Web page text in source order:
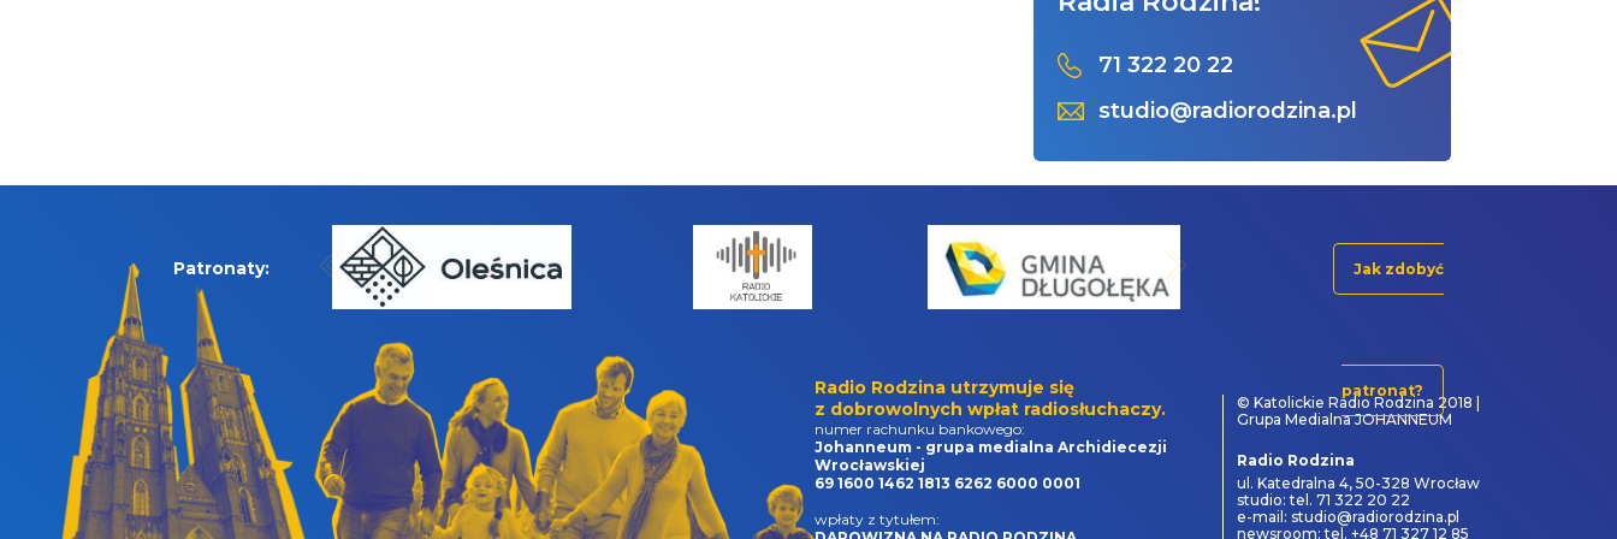
71 322 20 22
studio@radiorodzina.pl
Patronaty: Jak zdobyć
patronat?
Radio Rodzina utrzymuje się
z dobrowolnych wpłat radiosłuchaczy.
numer rachunku bankowego:
Johanneum - grupa medialna Archidiecezji
Wrocławskiej
69 1600 1462 1813 6262 6000 0001
wpłaty z tytułem:
© Katolickie Radio Rodzina 2018 |
Grupa Medialna JOHANNEUM
Radio Rodzina
ul. Katedralna 4, 50-328 Wrocław
studio: tel. 71 322 20 22
e-mail: studio@radiorodzina.pl
newsroom: tel. +48 71 327 12 85